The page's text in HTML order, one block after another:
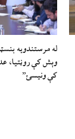
له مرستندویه
وېش کې روڼتیا،
کې ونیسئ”